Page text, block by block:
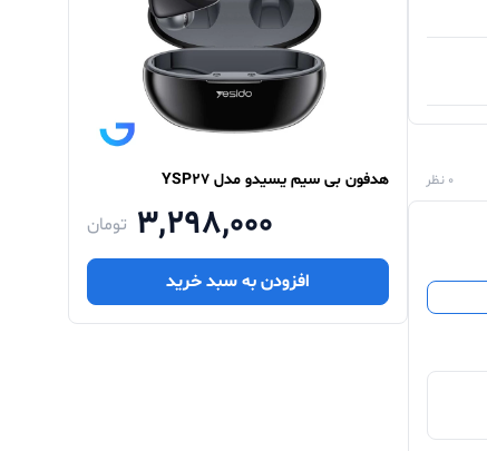
0 نظر هدفون بی سیم یسیدو مدل YSP27
3,298,000 تومان
افزودن به سبد خرید